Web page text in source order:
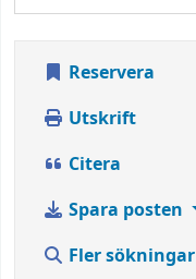
Reservera
Utskrift
Citera
Spara posten
Fler sökningar